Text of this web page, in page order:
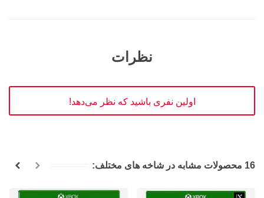
نظرات
اولین نفری باشید که نظر می‌دهد!
16 محصولات مشابه در شاخه های مختلف: